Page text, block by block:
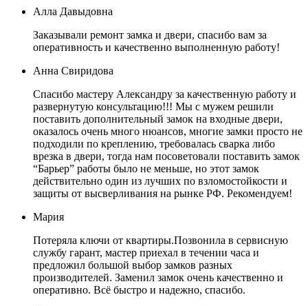
Алла Давыдовна
Заказывали ремонт замка и двери, спасибо вам за
оперативность и качественно выполненную работу!
Анна Свиридова
Спасибо мастеру Александру за качественную работу и
развернутую консультацию!!! Мы с мужем решили
поставить дополнительный замок на входные двери,
оказалось очень много нюансов, многие замки просто не
подходили по креплению, требовалась сварка либо
врезка в двери, тогда нам посоветовали поставить замок
“Барьер” работы было не меньше, но этот замок
действительно один из лучших по взломостойкости и
защиты от высверливания на рынке РФ. Рекомендуем!
Мария
Потеряла ключи от квартиры.Позвонила в сервисную
службу гарант, мастер приехал в течении часа и
предложил большой выбор замков разных
производителей. Заменил замок очень качественно и
оперативно. Всё быстро и надежно, спасибо.